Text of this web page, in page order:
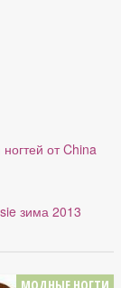
от China
зима 2013